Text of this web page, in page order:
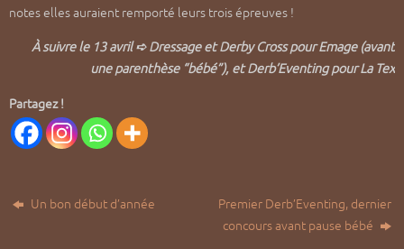
notes elles auraient remporté leurs trois épreuves !
À suivrele 13 avril➪ Dressage et Derby Cross pour Emage (avant
une parenthèse “bébé”), et Derb’Eventing pour La Tex
Partagez !
Un bon début d’année
Premier Derb’Eventing, dernier
concours avant pause bébé